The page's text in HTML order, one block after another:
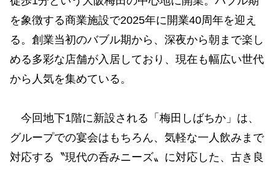
を象徴する商業施設で2025年に開業40周年を迎え
る。創業当初のバブル期から、深夜から朝まで楽し
める多彩な店舗が入居しており、現在も幅広い世代
から人気を集めている。
今回地下1階に新設される「梅田しばちか」は、
グループでの宴会はもちろん、気軽な一人飲みまで
対応する〝現代の呑みニーズ〟に対応した、古き良